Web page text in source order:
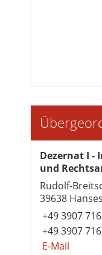
Dezernat I -
und
Rudolf-
39638
+49 3907
+49 3907
E-Mail